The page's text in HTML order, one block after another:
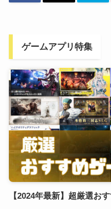
ゲームアプリ特集
【2024年最新】超厳選お